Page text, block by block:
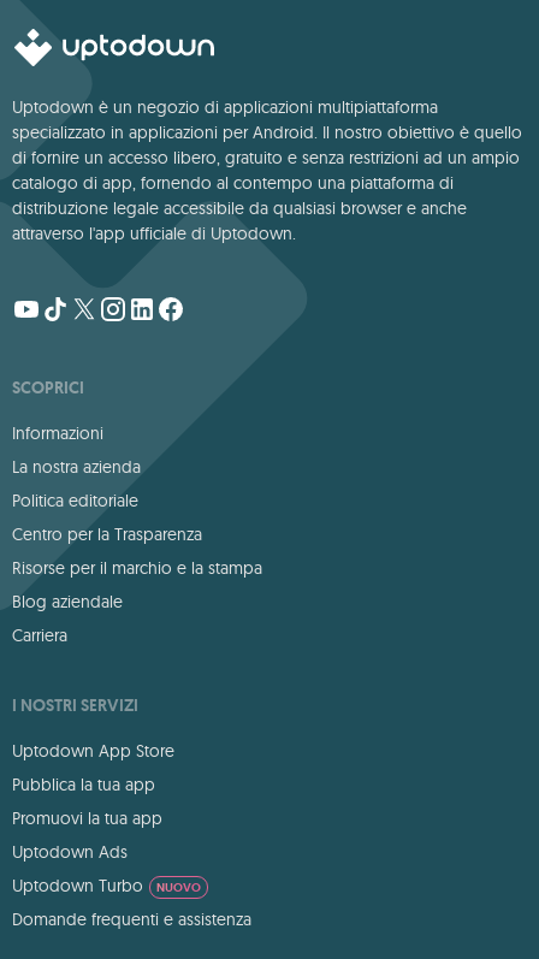
Uptodown è un negozio di applicazioni multipiattaforma
specializzato in applicazioni per Android. Il nostro obiettivo è quello
di fornire un accesso libero, gratuito e senza restrizioni ad un ampio
catalogo di app, fornendo al contempo una piattaforma di
distribuzione legale accessibile da qualsiasi browser e anche
attraverso l'app ufficiale di Uptodown.
SCOPRICI
Informazioni
La nostra azienda
Politica editoriale
Centro per la Trasparenza
Risorse per il marchio e la stampa
Blog aziendale
Carriera
I NOSTRI SERVIZI
Uptodown App Store
Pubblica la tua app
Promuovi la tua app
Uptodown Ads
Uptodown Turbo
NUOVO
Domande frequenti e assistenza